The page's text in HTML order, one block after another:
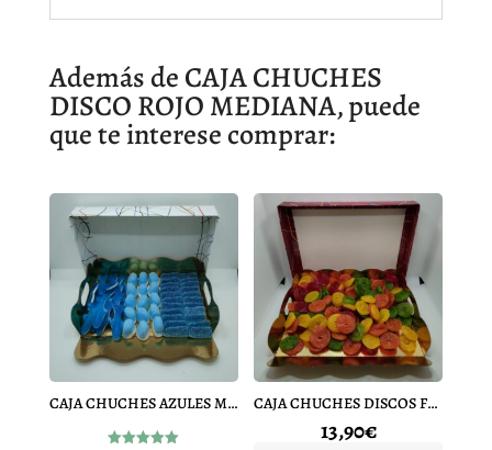
Además de CAJA CHUCHES
DISCO ROJO MEDIANA, puede
que te interese comprar:
CAJA CHUCHES AZULES MEDIANA CAJA CHUCHES DISCOS FRUIT GRANDE
13,90€